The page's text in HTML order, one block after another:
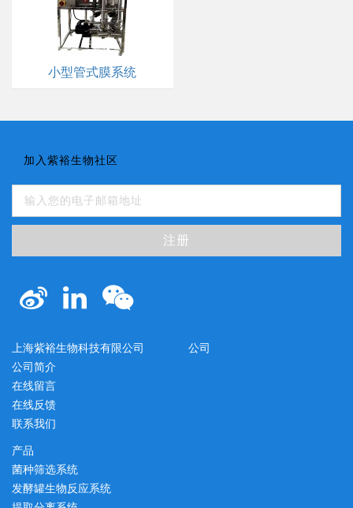
小型管式膜系统
加入紫裕生物社区
注册
上海紫裕生物科技有限公司
公司简介
在线留言
在线反馈
联系我们
产品
菌种筛选系统
发酵罐生物反应系统
公司